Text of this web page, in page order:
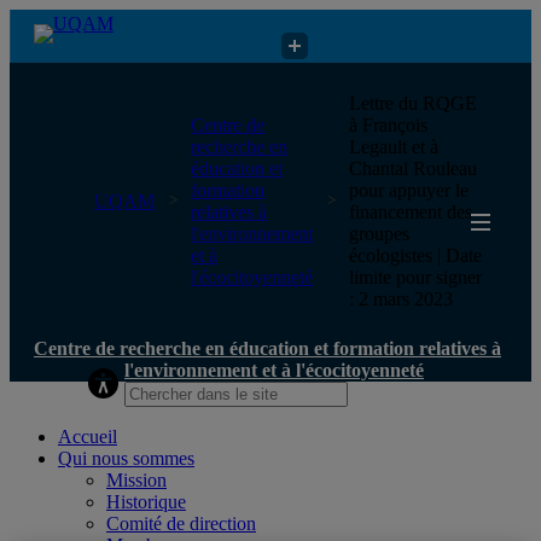
Centre de recherche en éducation et formation relatives à
l'environnement et à l'écocitoyenneté
UQAM
Centre de
recherche en
éducation et
formation
relatives à
l'environnement
et à
l'écocitoyenneté
Lettre du RQGE
à François
Legault et à
Chantal Rouleau
pour appuyer le
financement des
groupes
écologistes | Date
limite pour signer
: 2 mars 2023
Centre de recherche en éducation et formation relatives à
l'environnement et à l'écocitoyenneté
Accueil
Qui nous sommes
Mission
Historique
Comité de direction